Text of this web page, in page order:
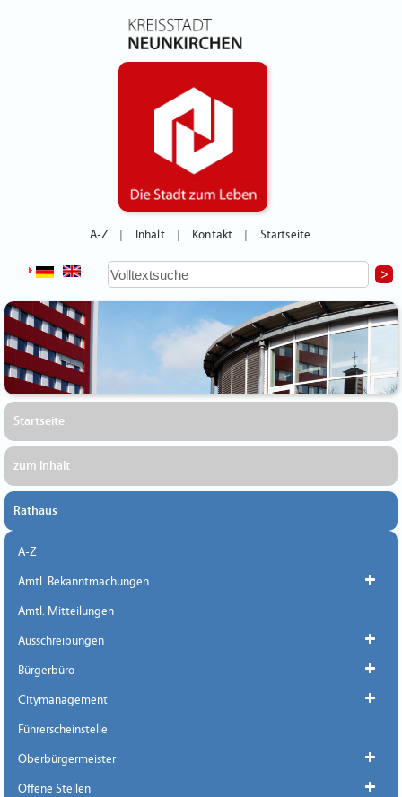
A-Z Inhalt Kontakt Startseite
Startseite
zum Inhalt
Rathaus
A-Z
Amtl. Bekanntmachungen
Amtl. Mitteilungen
Ausschreibungen
Bürgerbüro
Citymanagement
Führerscheinstelle
Oberbürgermeister
Offene Stellen